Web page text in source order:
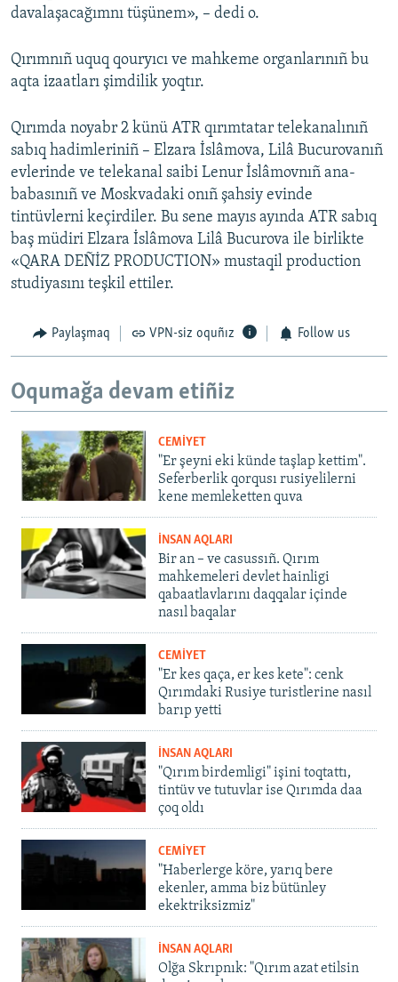
davalaşacağımnı tüşünem», – dedi o.
Qırımnıñ uquq qouryıcı ve mahkeme organlarınıñ bu
aqta izaatları şimdilik yoqtır.
Qırımda noyabr 2 künü ATR qırımtatar telekanalınıñ
sabıq hadimleriniñ – Elzara İslâmova, Lilâ Bucurovanıñ
evlerinde ve telekanal saibi Lenur İslâmovnıñ ana-
babasınıñ ve Moskvadaki onıñ şahsiy evinde
tintüvlerni keçirdiler. Bu sene mayıs ayında ATR sabıq
baş müdiri Elzara İslâmova Lilâ Bucurova ile birlikte
«QARA DEÑİZ PRODUCTION» mustaqil production
studiyasını teşkil ettiler.
Paylaşmaq VPN-siz oquñız Follow us
Oqumağa devam etiñiz
CEMİYET
"Er şeyni eki künde taşlap kettim".
Seferberlik qorqusı rusiyelilerni
kene memleketten quva
İNSAN AQLARI
Bir an – ve casussıñ. Qırım
mahkemeleri devlet hainligi
qabaatlavlarını daqqalar içinde
nasıl baqalar
CEMİYET
"Er kes qaça, er kes kete": cenk
Qırımdaki Rusiye turistlerine nasıl
barıp yetti
İNSAN AQLARI
"Qırım birdemligi" işini toqtattı,
tintüv ve tutuvlar ise Qırımda daa
çoq oldı
CEMİYET
"Haberlerge köre, yarıq bere
ekenler, amma biz bütünley
ekektriksizmiz"
İNSAN AQLARI
Olğa Skrıpnık: "Qırım azat etilsin